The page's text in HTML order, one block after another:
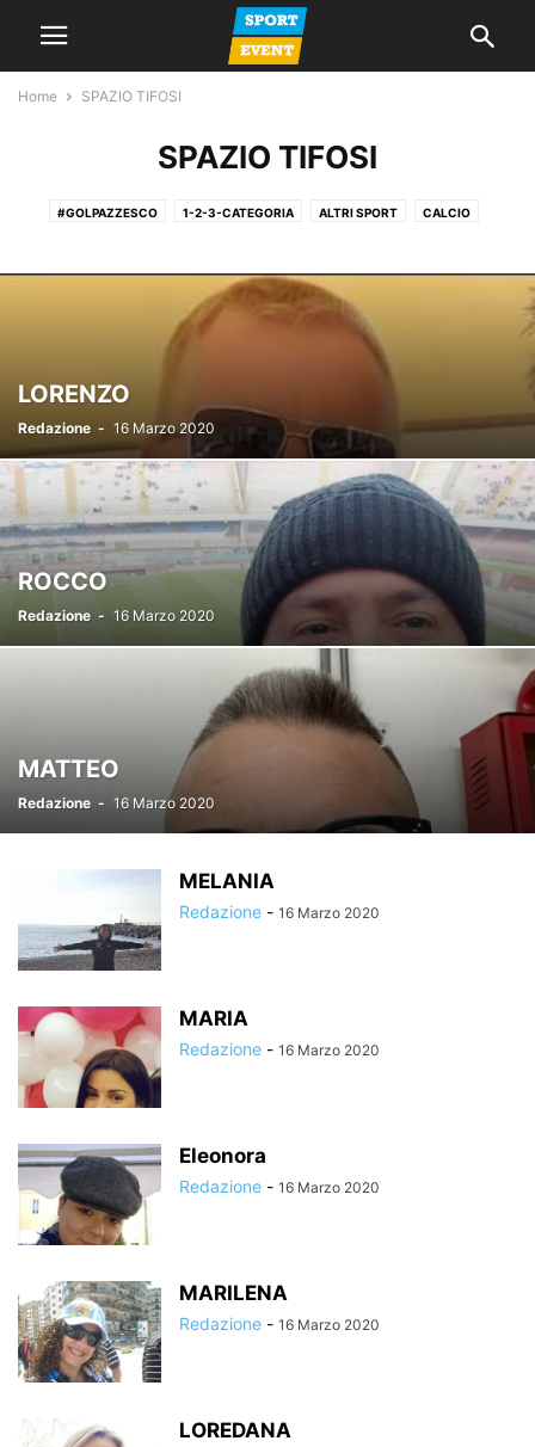
Home SPAZIO TIFOSI
SPAZIO TIFOSI
#GOLPAZZESCO 1-2-3-CATEGORIA ALTRI SPORT CALCIO
LA VOCE DEL MERCOLEDI NEWS PROMOZIONE SERIE A SERIE C
SERIE D SPAZIO TIFOSI
LORENZO
Redazione - 16 Marzo 2020
ROCCO
Redazione - 16 Marzo 2020
MATTEO
Redazione - 16 Marzo 2020
MELANIA
Redazione - 16 Marzo 2020
MARIA
Redazione - 16 Marzo 2020
Eleonora
Redazione - 16 Marzo 2020
MARILENA
Redazione - 16 Marzo 2020
LOREDANA